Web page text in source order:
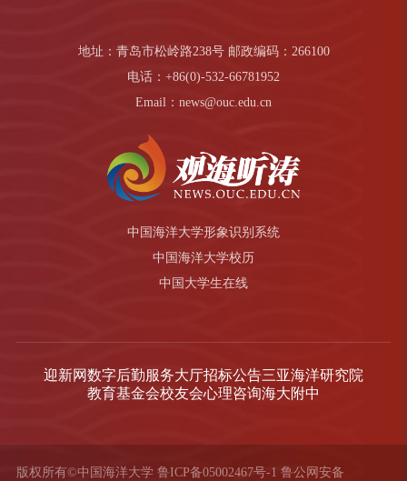
地址：青岛市松岭路238号 邮政编码：266100
电话：+86(0)-532-66781952
Email：news@ouc.edu.cn
中国海洋大学形象识别系统
中国海洋大学校历
中国大学生在线
迎新网数字后勤服务大厅招标公告三亚海洋研究院
教育基金会校友会心理咨询海大附中
版权所有©中国海洋大学 鲁ICP备05002467号-1 鲁公网安备